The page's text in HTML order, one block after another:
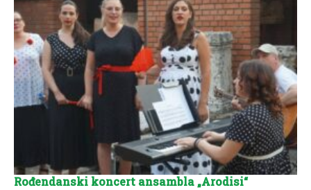
Rođendanski koncert ansambla „Arodisi“